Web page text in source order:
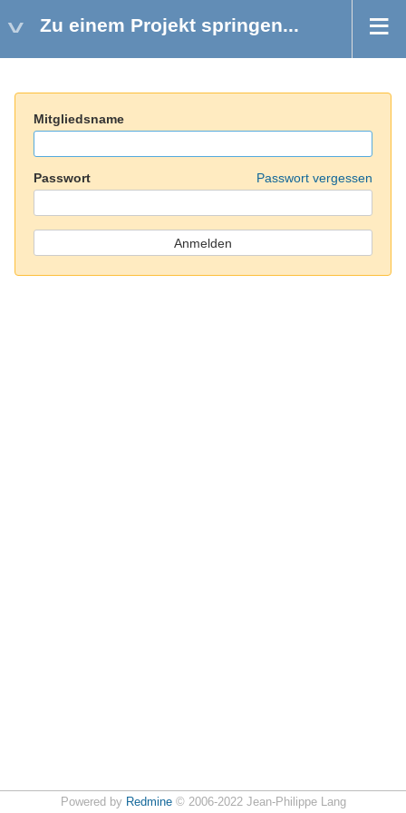
Zu einem Projekt springen...
Mitgliedsname
Passwort Passwort vergessen
Powered by Redmine© 2006-2022 Jean-Philippe Lang